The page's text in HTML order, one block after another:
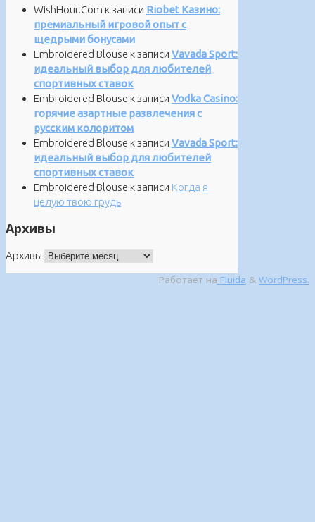
WishHour.Com к записи Riobet Казино:
премиальный игровой опыт с
щедрыми бонусами
Embroidered Blouse к записи Vavada Sport:
идеальный выбор для любителей
спортивных ставок
Embroidered Blouse к записи Vodka Casino:
горячие азартные развлечения с
русским колоритом
Embroidered Blouse к записи Vavada Sport:
идеальный выбор для любителей
спортивных ставок
Embroidered Blouse к записи Когда я
целую твою грудь
Архивы
Архивы
Работает на Fluida & WordPress.